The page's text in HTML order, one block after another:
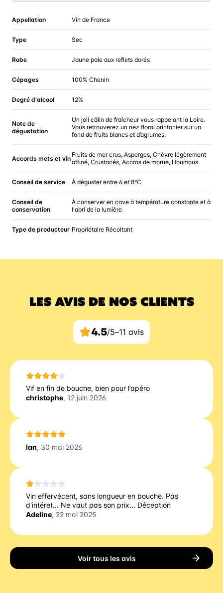
Appellation Vin de France
Type Sec
Robe Jaune pale aux reflets dorés
Cépages 100% Chenin
Degré d'alcool 12%
Note de
dégustation
Un joli câlin de fraîcheur vous rappelant la Loire.
Vous retrouverez un nez floral printanier sur un
fond de fruits blancs et d’agrumes.
Accords mets et vin Fruits de mer crus, Asperges, Chèvre légèrement
affiné, Crustacés, Accras de morue, Houmous
Conseil de service À déguster entre 6 et 8°C
Conseil de
conservation
À conserver en cave à température constante et à
l'abri de la lumière
Type de producteur Propriétaire Récoltant
LES AVIS DE NOS CLIENTS
4.5/5–11 avis
Vif en fin de bouche, bien pour l’apéro
christophe, 12 juin 2026
Ian, 30 mai 2026
Vin effervécent, sans longueur en bouche. Pas
d'intéret... Ne vaut pas son prix... Déception
Adeline, 22 mai 2025
Voir tous les avis